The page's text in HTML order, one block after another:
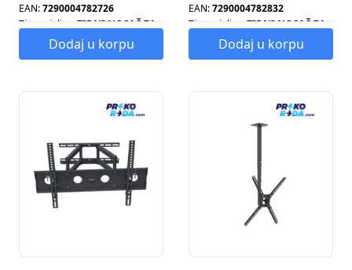
EAN:7290004782726
Tip grejalice:ZIDNI NOSAČ ZA
TELEVIZOR
Tip radijatora:ZIDNI NOSAČ ZA
TELEVIZOR
ZIDNI NOSAČ
Dodaj u korpu
EAN:7290004782832
Tip grejalice:ZIDNI NOSAČ ZA
TELEVIZOR
Tip radijatora:ZIDNI NOSAČ ZA
TELEVIZOR
ZIDNI NOSAČ
ZA TELEVIZOR
Dodaj u korpu